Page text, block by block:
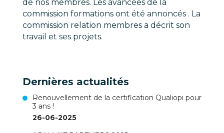
de nos membres. Les avancées de la
commission formations ont été annoncés . La
commission relation membres a décrit son
travail et ses projets.
Dernières actualités
Renouvellement de la certification Qualiopi pour
3 ans !
26-06-2025